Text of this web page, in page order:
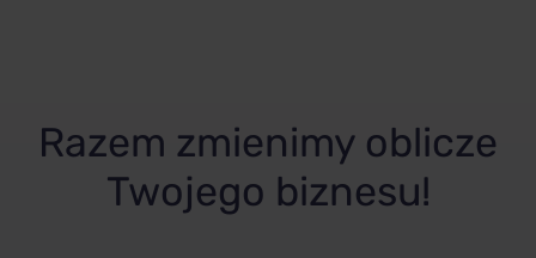
Razem zmienimy oblicze
Twojego biznesu!